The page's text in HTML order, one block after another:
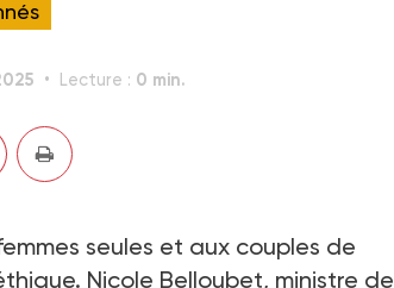
Lecture : 0 min.
seules et aux couples de
Nicole Belloubet, ministre de